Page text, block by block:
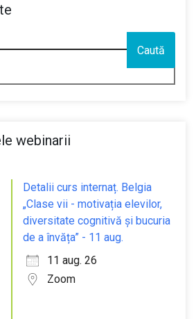
webinarii
Detalii curs internaț. Belgia
„Clase vii - motivația elevilor,
diversitate cognitivă și bucuria
de a învăța” - 11 aug.
11 aug. 26
Zoom